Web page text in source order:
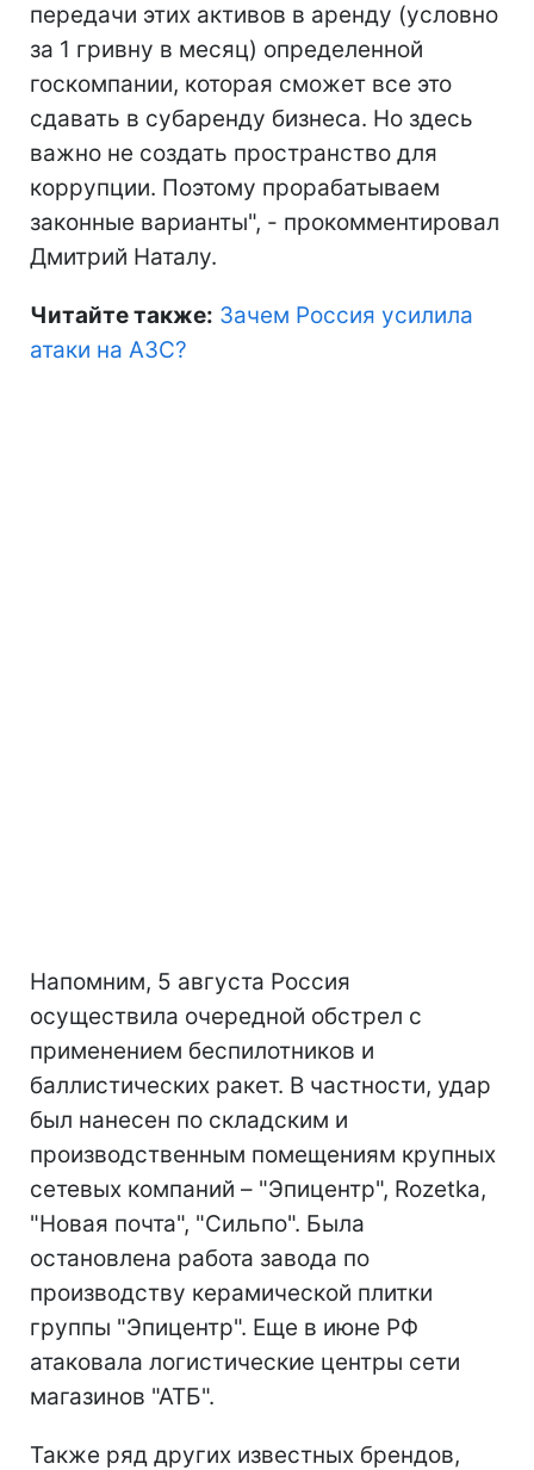
передачи этих активов в аренду (условно
за 1 гривну в месяц) определенной
госкомпании, которая сможет все это
сдавать в субаренду бизнеса. Но здесь
важно не создать пространство для
коррупции. Поэтому прорабатываем
законные варианты", - прокомментировал
Дмитрий Наталу.
Читайте также: Зачем Россия усилила
атаки на АЗС?
Напомним, 5 августа Россия
осуществила очередной обстрел с
применением беспилотников и
баллистических ракет. В частности, удар
был нанесен по складским и
производственным помещениям крупных
сетевых компаний – "Эпицентр", Rozetka,
"Новая почта", "Сильпо". Была
остановлена работа завода по
производству керамической плитки
группы "Эпицентр". Еще в июне РФ
атаковала логистические центры сети
магазинов "АТБ".
Также ряд других известных брендов,